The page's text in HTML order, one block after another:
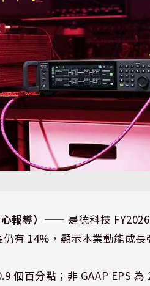
報導） ⸺ 是德科技 FY2026
有 14%，顯示本業動能成長
個百分點；非 GAAP EPS